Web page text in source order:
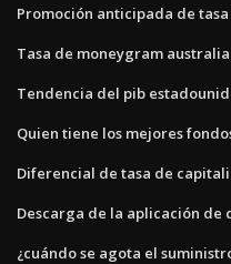
Promoción anticipada de
Tasa de moneygram
Tendencia del pib
Quien tiene los mejores
Diferencial de tasa de
Descarga de la aplicación
¿cuándo se agota el